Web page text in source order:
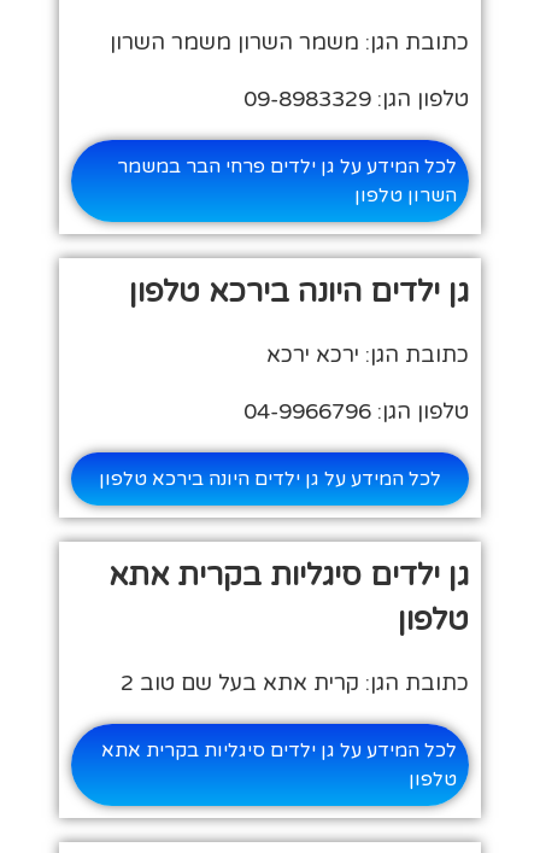
כתובת הגן: משמר השרון משמר השרון
טלפון הגן: 09-8983329
לכל המידע על גן ילדים פרחי הבר במשמר
השרון טלפון
גן ילדים היונה בירכא טלפון
כתובת הגן: ירכא ירכא
טלפון הגן: 04-9966796
לכל המידע על גן ילדים היונה בירכא טלפון
גן ילדים סיגליות בקרית אתא
טלפון
כתובת הגן: קרית אתא בעל שם טוב 2
לכל המידע על גן ילדים סיגליות בקרית אתא
טלפון